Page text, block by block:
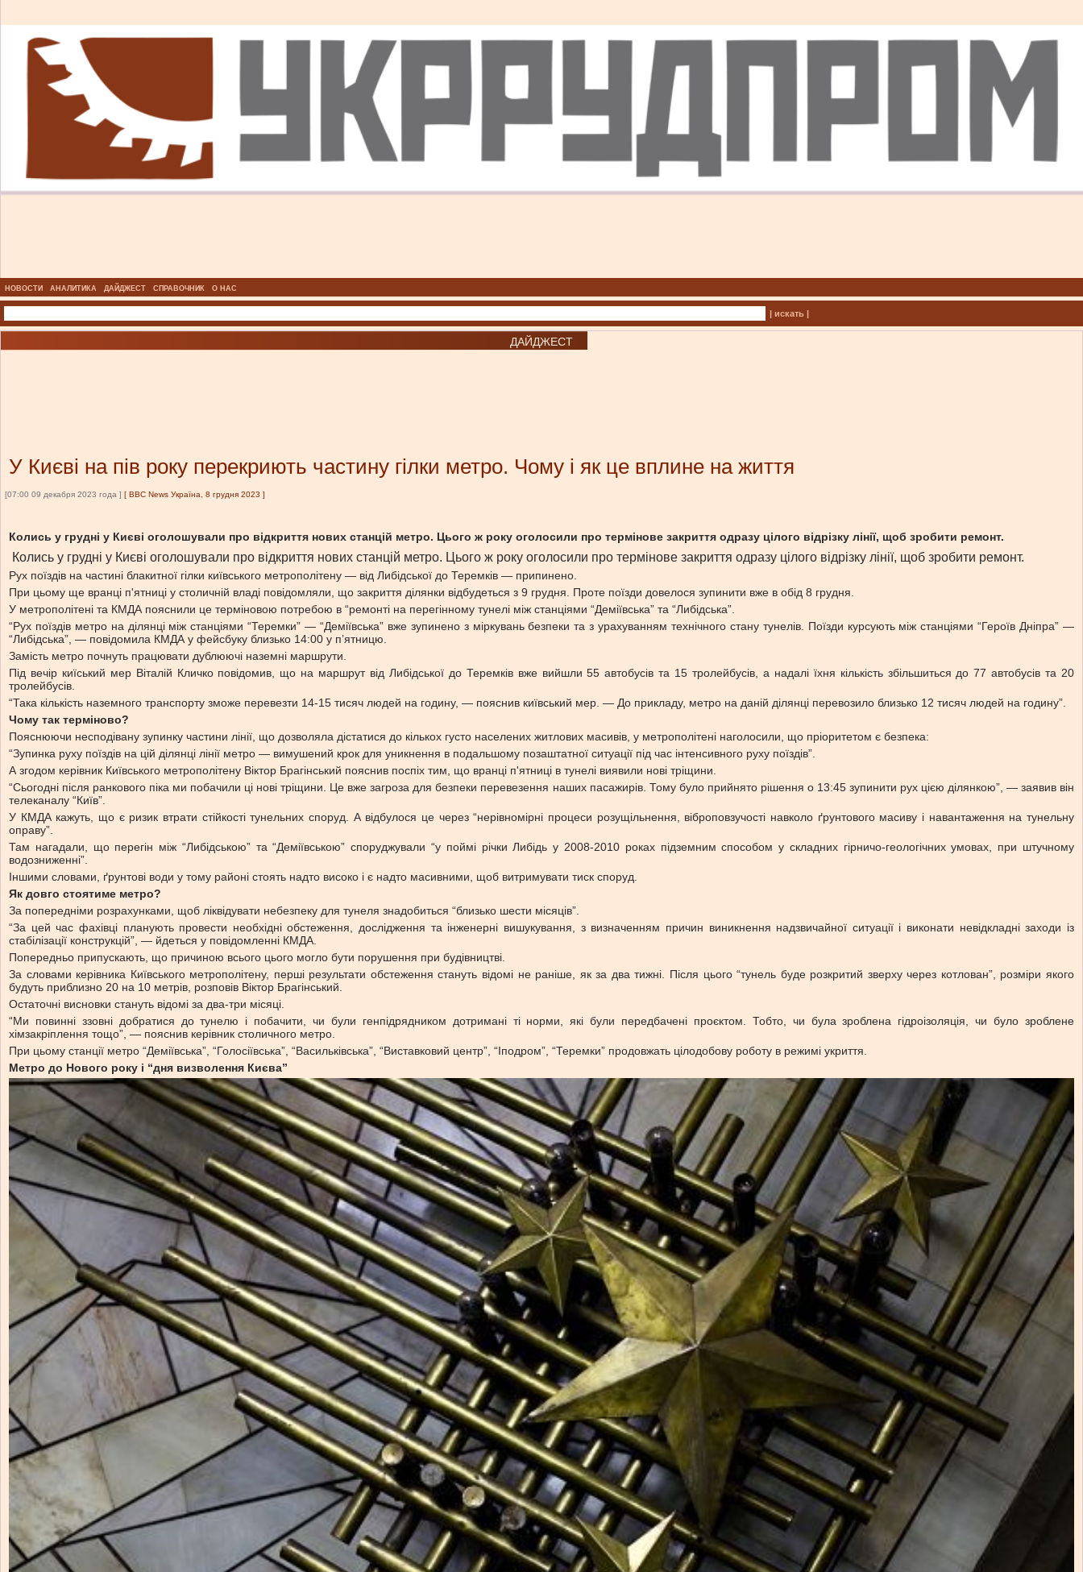
НОВОСТИ АНАЛИТИКА ДАЙДЖЕСТ СПРАВОЧНИК О НАС
| искать |
ДАЙДЖЕСТ
У Києві на пів року перекриють частину гілки метро. Чому і як це вплине на життя
[07:00 09 декабря 2023 года ] [ BBC News Україна, 8 грудня 2023 ]
Колись у грудні у Києві оголошували про відкриття нових станцій метро. Цього ж року оголосили про термінове закриття одразу цілого відрізку лінії, щоб зробити ремонт.
Колись у грудні у Києві оголошували про відкриття нових станцій метро. Цього ж року оголосили про термінове закриття одразу цілого відрізку лінії, щоб зробити ремонт.
Рух поїздів на частині блакитної гілки київського метрополітену — від Либідської до Теремків — припинено.
При цьому ще вранці п'ятниці у столичній владі повідомляли, що закриття ділянки відбудеться з 9 грудня. Проте поїзди довелося зупинити вже в обід 8 грудня.
У метрополітені та КМДА пояснили це терміновою потребою в “ремонті на перегінному тунелі між станціями “Деміївська” та “Либідська”.
“Рух поїздів метро на ділянці між станціями “Теремки” — “Деміївська” вже зупинено з міркувань безпеки та з урахуванням технічного стану тунелів. Поїзди курсують між станціями “Героїв Дніпра” —
“Либідська”, — повідомила КМДА у фейсбуку близько 14:00 у п’ятницю.
Замість метро почнуть працювати дублюючі наземні маршрути.
Під вечір киїський мер Віталій Кличко повідомив, що на маршрут від Либідської до Теремків вже вийшли 55 автобусів та 15 тролейбусів, а надалі їхня кількість збільшиться до 77 автобусів та 20
тролейбусів.
“Така кількість наземного транспорту зможе перевезти 14-15 тисяч людей на годину, — пояснив київський мер. — До прикладу, метро на даній ділянці перевозило близько 12 тисяч людей на годину”.
Чому так терміново?
Пояснюючи несподівану зупинку частини лінії, що дозволяла дістатися до кількох густо населених житлових масивів, у метрополітені наголосили, що пріоритетом є безпека:
“Зупинка руху поїздів на цій ділянці лінії метро — вимушений крок для уникнення в подальшому позаштатної ситуації під час інтенсивного руху поїздів”.
А згодом керівник Київського метрополітену Віктор Брагінський пояснив поспіх тим, що вранці п'ятниці в тунелі виявили нові тріщини.
“Сьогодні після ранкового піка ми побачили ці нові тріщини. Це вже загроза для безпеки перевезення наших пасажирів. Тому було прийнято рішення о 13:45 зупинити рух цією ділянкою”, — заявив він
телеканалу “Київ”.
У КМДА кажуть, що є ризик втрати стійкості тунельних споруд. А відбулося це через “нерівномірні процеси розущільнення, віброповзучості навколо ґрунтового масиву і навантаження на тунельну
оправу”.
Там нагадали, що перегін між “Либідською” та “Деміївською” споруджували “у поймі річки Либідь у 2008-2010 роках підземним способом у складних гірничо-геологічних умовах, при штучному
водозниженні”.
Іншими словами, ґрунтові води у тому районі стоять надто високо і є надто масивними, щоб витримувати тиск споруд.
Як довго стоятиме метро?
За попередніми розрахунками, щоб ліквідувати небезпеку для тунеля знадобиться “близько шести місяців”.
“За цей час фахівці планують провести необхідні обстеження, дослідження та інженерні вишукування, з визначенням причин виникнення надзвичайної ситуації і виконати невідкладні заходи із
стабілізації конструкцій”, — йдеться у повідомленні КМДА.
Попередньо припускають, що причиною всього цього могло бути порушення при будівництві.
За словами керівника Київського метрополітену, перші результати обстеження стануть відомі не раніше, як за два тижні. Після цього “тунель буде розкритий зверху через котлован”, розміри якого
будуть приблизно 20 на 10 метрів, розповів Віктор Брагінський.
Остаточні висновки стануть відомі за два-три місяці.
“Ми повинні ззовні добратися до тунелю і побачити, чи були генпідрядником дотримані ті норми, які були передбачені проєктом. Тобто, чи була зроблена гідроізоляція, чи було зроблене
хімзакріплення тощо”, — пояснив керівник столичного метро.
При цьому станції метро “Деміївська”, “Голосіївська”, “Васильківська”, “Виставковий центр”, “Іподром”, “Теремки” продовжать цілодобову роботу в режимі укриття.
Метро до Нового року і “дня визволення Києва”